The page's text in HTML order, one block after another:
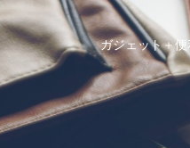
ガジェット＋